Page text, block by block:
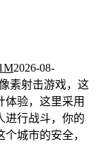
2026-08-
素射击游戏，这
体验，这里采用
进行战斗，你的
城市的安全，